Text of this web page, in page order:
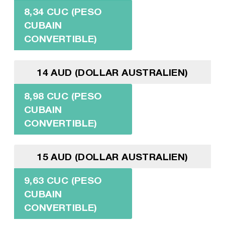
8,34 CUC (PESO
CUBAIN
CONVERTIBLE)
14 AUD (DOLLAR AUSTRALIEN)
8,98 CUC (PESO
CUBAIN
CONVERTIBLE)
15 AUD (DOLLAR AUSTRALIEN)
9,63 CUC (PESO
CUBAIN
CONVERTIBLE)